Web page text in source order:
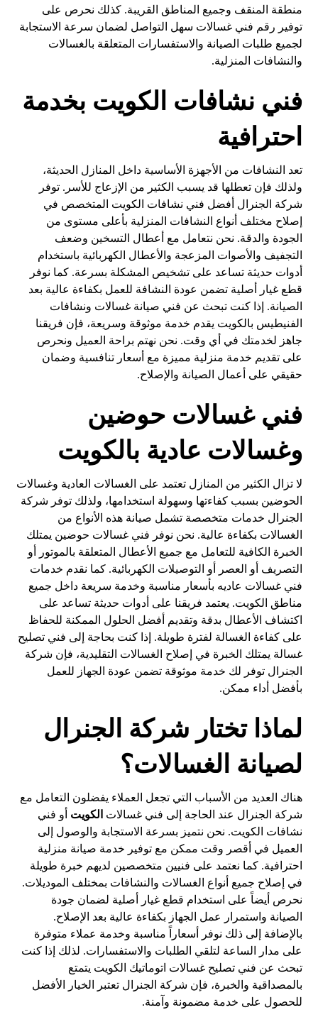
منطقة المنقف وجميع المناطق القريبة. كذلك نحرص على
توفير رقم فني غسالات سهل التواصل لضمان سرعة الاستجابة
لجميع طلبات الصيانة والاستفسارات المتعلقة بالغسالات
والنشافات المنزلية.
فني نشافات الكويت بخدمة
احترافية
تعد النشافات من الأجهزة الأساسية داخل المنازل الحديثة،
ولذلك فإن تعطلها قد يسبب الكثير من الإزعاج للأسر. توفر
شركة الجنرال أفضل فني نشافات الكويت المتخصص في
إصلاح مختلف أنواع النشافات المنزلية بأعلى مستوى من
الجودة والدقة. نحن نتعامل مع أعطال التسخين وضعف
التجفيف والأصوات المزعجة والأعطال الكهربائية باستخدام
أدوات حديثة تساعد على تشخيص المشكلة بسرعة. كما نوفر
قطع غيار أصلية تضمن عودة النشافة للعمل بكفاءة عالية بعد
الصيانة. إذا كنت تبحث عن فني صيانة غسالات ونشافات
الفنيطيس بالكويت يقدم خدمة موثوقة وسريعة، فإن فريقنا
جاهز لخدمتك في أي وقت. نحن نهتم براحة العميل ونحرص
على تقديم خدمة منزلية مميزة مع أسعار تنافسية وضمان
حقيقي على أعمال الصيانة والإصلاح.
فني غسالات حوضين
وغسالات عادية بالكويت
لا تزال الكثير من المنازل تعتمد على الغسالات العادية وغسالات
الحوضين بسبب كفاءتها وسهولة استخدامها، ولذلك توفر شركة
الجنرال خدمات متخصصة تشمل صيانة هذه الأنواع من
الغسالات بكفاءة عالية. نحن نوفر فني غسالات حوضين يمتلك
الخبرة الكافية للتعامل مع جميع الأعطال المتعلقة بالموتور أو
التصريف أو العصر أو التوصيلات الكهربائية. كما نقدم خدمات
فني غسالات عاديه بأسعار مناسبة وخدمة سريعة داخل جميع
مناطق الكويت. يعتمد فريقنا على أدوات حديثة تساعد على
اكتشاف الأعطال بدقة وتقديم أفضل الحلول الممكنة للحفاظ
على كفاءة الغسالة لفترة طويلة. إذا كنت بحاجة إلى فني تصليح
غسالة يمتلك الخبرة في إصلاح الغسالات التقليدية، فإن شركة
الجنرال توفر لك خدمة موثوقة تضمن عودة الجهاز للعمل
بأفضل أداء ممكن.
لماذا تختار شركة الجنرال
لصيانة الغسالات؟
هناك العديد من الأسباب التي تجعل العملاء يفضلون التعامل مع
شركة الجنرال عند الحاجة إلى فني غسالات الكويت أو فني
نشافات الكويت. نحن نتميز بسرعة الاستجابة والوصول إلى
العميل في أقصر وقت ممكن مع توفير خدمة صيانة منزلية
احترافية. كما نعتمد على فنيين متخصصين لديهم خبرة طويلة
في إصلاح جميع أنواع الغسالات والنشافات بمختلف الموديلات.
نحرص أيضاً على استخدام قطع غيار أصلية لضمان جودة
الصيانة واستمرار عمل الجهاز بكفاءة عالية بعد الإصلاح.
بالإضافة إلى ذلك نوفر أسعاراً مناسبة وخدمة عملاء متوفرة
على مدار الساعة لتلقي الطلبات والاستفسارات. لذلك إذا كنت
تبحث عن فني تصليح غسالات اتوماتيك الكويت يتمتع
بالمصداقية والخبرة، فإن شركة الجنرال تعتبر الخيار الأفضل
للحصول على خدمة مضمونة وآمنة.